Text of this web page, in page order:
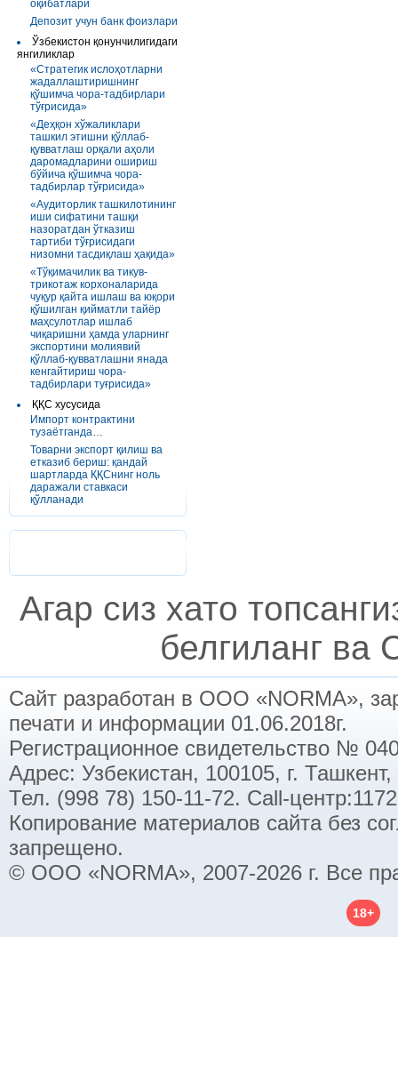
оқибатлари
Депозит учун банк фоизлари
Ўзбекистон қонунчилигидаги
янгиликлар
«Стратегик ислоҳотларни
жадаллаштиришнинг
қўшимча чора-тадбирлари
тўғрисида»
«Деҳқон хўжаликлари
ташкил этишни қўллаб-
қувватлаш орқали аҳоли
даромадларини ошириш
бўйича қўшимча чора-
тадбирлар тўғрисида»
«Аудиторлик ташкилотининг
иши сифатини ташқи
назоратдан ўтказиш
тартиби тўғрисидаги
низомни тасдиқлаш ҳақида»
«Тўқимачилик ва тикув-
трикотаж корхоналарида
чуқур қайта ишлаш ва юқори
қўшилган қийматли тайёр
маҳсулотлар ишлаб
чиқаришни ҳамда уларнинг
экспортини молиявий
қўллаб-қувватлашни янада
кенгайтириш чора-
тадбирлари туғрисида»
ҚҚС хусусида
Импорт контрактини
тузаётганда…
Товарни экспорт қилиш ва
етказиб бериш: қандай
шартларда ҚҚСнинг ноль
даражали ставкаси
қўлланади
Агар сиз хато
белгиланг ва
Сайт разработан в ООО «NORMA»,
печати и информации 01.06.2018г.
Регистрационное свидетельство №
Адрес: Узбекистан, 100105, г.
Тел. (998 78) 150-11-72. Call-
Копирование материалов сайта без
запрещено.
© ООО «NORMA», 2007-2026 г. Все
18+